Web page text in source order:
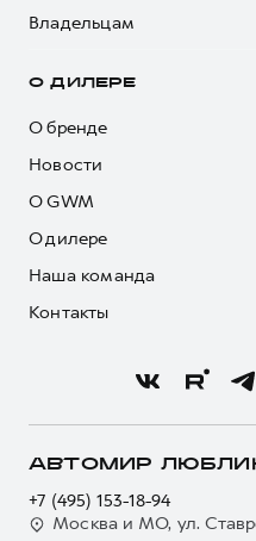
Владельцам
О ДИЛЕРЕ
О бренде
Новости
О GWM
О дилере
Наша команда
Контакты
АВТОМИР
+7 (495) 153-18-94
Москва и МО, ул.